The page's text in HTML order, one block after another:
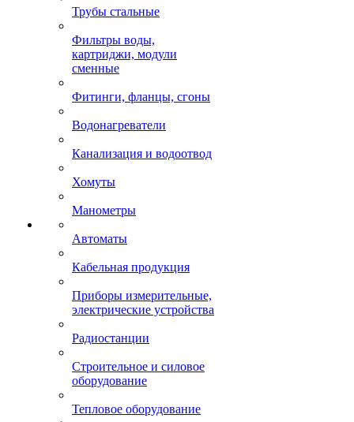
Трубы стальные
Фильтры воды,
картриджи, модули
сменные
Фитинги, фланцы, сгоны
Водонагреватели
Канализация и водоотвод
Хомуты
Манометры
Автоматы
Кабельная продукция
Приборы измерительные,
электрические устройства
Радиостанции
Строительное и силовое
оборудование
Тепловое оборудование